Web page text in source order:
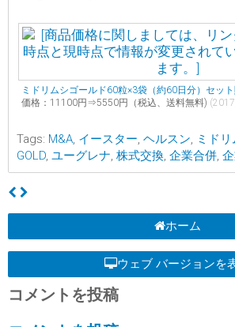
ミドリムシゴールド60粒×3袋（約60日分）セッ
価格：11100円⇒5550円（税込、送料無料)
Tags: M&A, イースター, ヘルスン, ミドリ
GOLD, ユーグレナ, 株式交換, 企業合併,
ホーム
ウェブ バージョンを
コメントを投稿